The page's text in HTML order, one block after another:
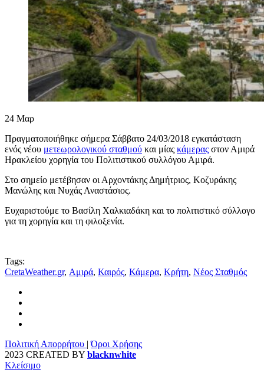
24 Μαρ
Πραγματοποιήθηκε σήμερα Σάββατο 24/03/2018 εγκατάσταση
ενός νέου μετεωρολογικού σταθμού και μίας κάμερας στον Αμιρά
Ηρακλείου χορηγία του Πολιτιστικού συλλόγου Αμιρά.
Στο σημείο μετέβησαν οι Αρχοντάκης Δημήτριος, Κοζυράκης
Μανώλης και Νυχάς Αναστάσιος.
Ευχαριστούμε το Βασίλη Χαλκιαδάκη και το πολιτιστικό σύλλογο
για τη χορηγία και τη φιλοξενία.
Tags:
CretaWeather.gr, Αμιρά, Καιρός, Κάμερα, Κρήτη, Νέος Σταθμός
Πολιτική Απορρήτου |Όροι Χρήσης
2023 CREATED BY blacknwhite
Κλείσιμο